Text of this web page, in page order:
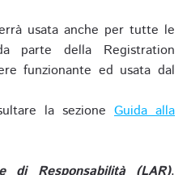
usata anche per tutte le
parte della Registration
funzionante ed usata dal
la sezione Guida alla